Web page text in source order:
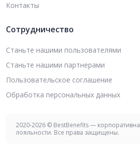
Контакты
Сотрудничество
Станьте нашими пользователями
Станьте нашими партнерами
Пользовательское соглашение
Обработка персональных данных
2020-2026 © BestBenefits —
лояльности. Все права защищены.